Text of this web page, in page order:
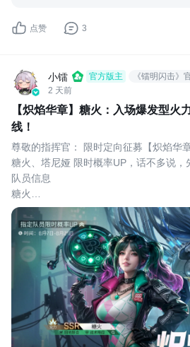
点赞 3
小镭 官方版主 《镭明闪击》
2 天前
【炽焰华章】糖火：入场爆发型火
线！
尊敬的指挥官： 限时定向征募【炽焰华
糖火、塔尼娅 限时概率UP，话不多说，
队员信息
糖火
职业： 火力
战术： 旧地联合、战术响应
技能解析
大招 - 【满膛轮盘】
开启后装填9发炮弹，打出时在常规弹
常规弹：对目标造成实弹伤害，无视掩体
追踪弹：对目标造成实弹伤害和眩晕效
弹射